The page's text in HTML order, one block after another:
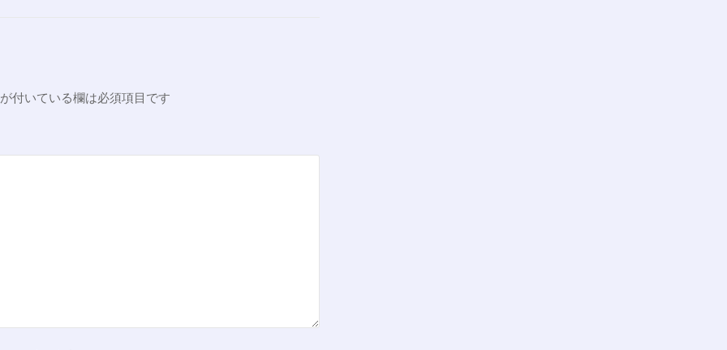
が付いている欄は必須項目です